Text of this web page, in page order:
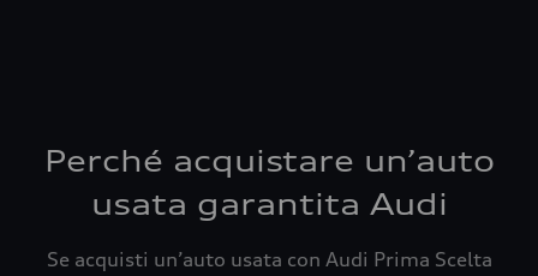
Perché acquistare un’auto
usata garantita Audi
Se acquisti un’auto usata con Audi Prima Scelta